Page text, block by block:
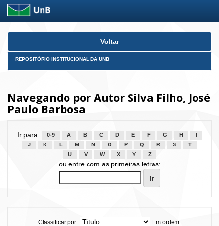
Skip
Voltar
REPOSITÓRIO INSTITUCIONAL DA UNB
Navegando por Autor Silva Filho, José
Paulo Barbosa
Ir para: 0-9 A B C D E F G H
J
K L M N O P Q R S
T
U
V W X Y Z
ou entre com as primeiras letras:
Classificar por:
Em ordem: